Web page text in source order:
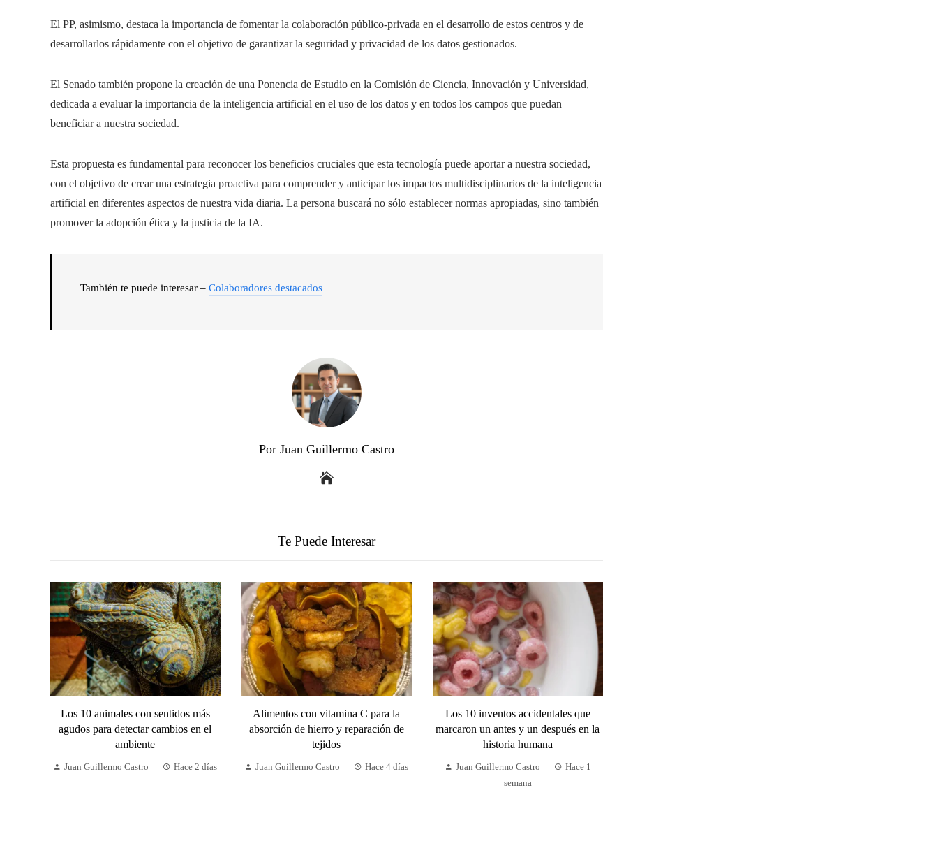
El PP, asimismo, destaca la importancia de fomentar la colaboración público-privada en el desarrollo de estos centros y de
desarrollarlos rápidamente con el objetivo de garantizar la seguridad y privacidad de los datos gestionados.
El Senado también propone la creación de una Ponencia de Estudio en la Comisión de Ciencia, Innovación y Universidad,
dedicada a evaluar la importancia de la inteligencia artificial en el uso de los datos y en todos los campos que puedan
beneficiar a nuestra sociedad.
Esta propuesta es fundamental para reconocer los beneficios cruciales que esta tecnología puede aportar a nuestra sociedad,
con el objetivo de crear una estrategia proactiva para comprender y anticipar los impactos multidisciplinarios de la inteligencia
artificial en diferentes aspectos de nuestra vida diaria. La persona buscará no sólo establecer normas apropiadas, sino también
promover la adopción ética y la justicia de la IA.
También te puede interesar – Colaboradores destacados
Por Juan Guillermo Castro
Te Puede Interesar
Los 10 animales con sentidos más
agudos para detectar cambios en el
ambiente
Juan Guillermo Castro Hace 2 días
Alimentos con vitamina C para la
absorción de hierro y reparación de
tejidos
Juan Guillermo Castro Hace 4 días
Los 10 inventos accidentales que
marcaron un antes y un después en la
historia humana
Juan Guillermo Castro
Hace 1
semana